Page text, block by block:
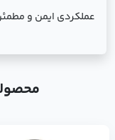
عملکردی ایمن و